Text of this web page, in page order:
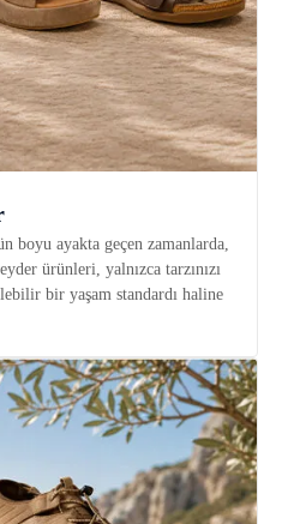
boyu ayakta geçen zamanlarda,
ürünleri, yalnızca tarzınızı
bir yaşam standardı haline